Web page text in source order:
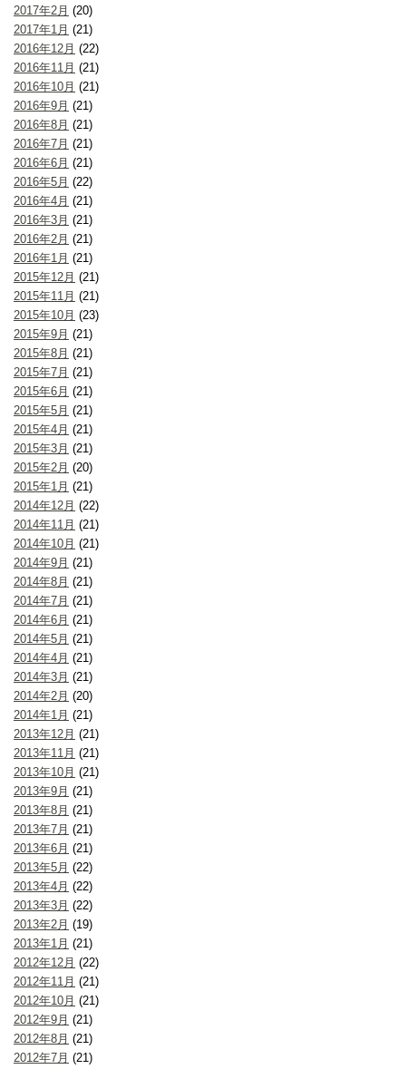
2017年2月 (20)
2017年1月 (21)
2016年12月 (22)
2016年11月 (21)
2016年10月 (21)
2016年9月 (21)
2016年8月 (21)
2016年7月 (21)
2016年6月 (21)
2016年5月 (22)
2016年4月 (21)
2016年3月 (21)
2016年2月 (21)
2016年1月 (21)
2015年12月 (21)
2015年11月 (21)
2015年10月 (23)
2015年9月 (21)
2015年8月 (21)
2015年7月 (21)
2015年6月 (21)
2015年5月 (21)
2015年4月 (21)
2015年3月 (21)
2015年2月 (20)
2015年1月 (21)
2014年12月 (22)
2014年11月 (21)
2014年10月 (21)
2014年9月 (21)
2014年8月 (21)
2014年7月 (21)
2014年6月 (21)
2014年5月 (21)
2014年4月 (21)
2014年3月 (21)
2014年2月 (20)
2014年1月 (21)
2013年12月 (21)
2013年11月 (21)
2013年10月 (21)
2013年9月 (21)
2013年8月 (21)
2013年7月 (21)
2013年6月 (21)
2013年5月 (22)
2013年4月 (22)
2013年3月 (22)
2013年2月 (19)
2013年1月 (21)
2012年12月 (22)
2012年11月 (21)
2012年10月 (21)
2012年9月 (21)
2012年8月 (21)
2012年7月 (21)